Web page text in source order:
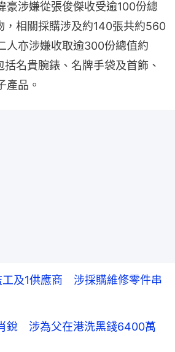
豪涉嫌從張俊傑收受逾100份總
，相關採購涉及約140張共約560
人亦涉嫌收取逾300份總值約
名貴腕錶、名牌手袋及首飾、
產品。
工及1供應商 涉採購維修零件串
銳 涉為父在港洗黑錢6400萬